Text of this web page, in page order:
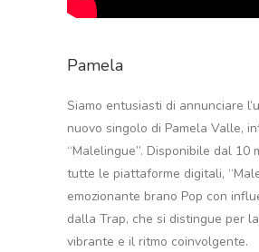
Pamela
Siamo entusiasti di annunciare
nuovo singolo di Pamela Valle,
“Malelingue”. Disponibile dal 10
tutte le piattaforme digitali,
emozionante brano Pop con
dalla Trap, che si distingue per
vibrante e il ritmo coinvolgente.